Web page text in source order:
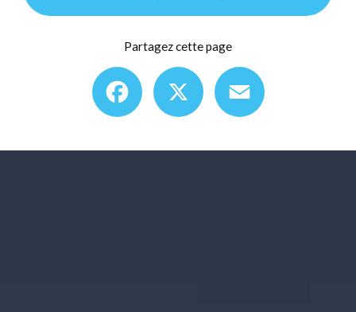
Partagez cette page
Facebook